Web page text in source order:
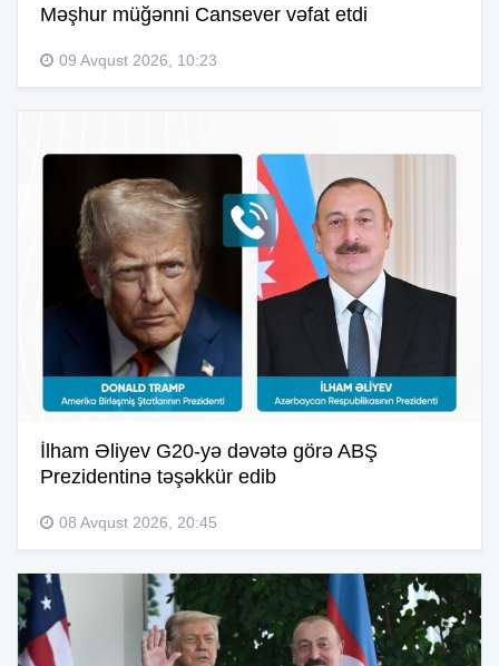
Məşhur müğənni Cansever vəfat etdi
09 Avqust 2026, 10:23
İlham Əliyev G20-yə dəvətə görə ABŞ
Prezidentinə təşəkkür edib
08 Avqust 2026, 20:45